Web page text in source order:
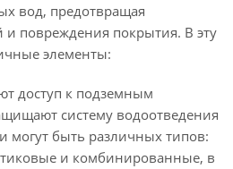
вод, предотвращая
и повреждения покрытия. В эту
элементы:
доступ к подземным
систему водоотведения
могут быть различных типов:
и комбинированные, в